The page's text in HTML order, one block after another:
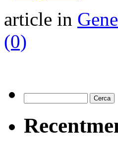
article in
(0)